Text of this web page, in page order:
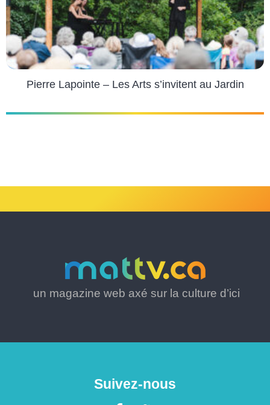
Pierre Lapointe – Les Arts s’invitent au Jardin
un magazine web axé sur la culture d’ici
Suivez-nous